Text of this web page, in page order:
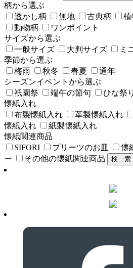
柄から選ぶ
透かし柄
無地 古典柄 植
動物柄
ワンポイント
サイズから選ぶ
一般サイズ
大判サイズ
ミ
季節から選ぶ
梅雨
秋冬 春夏
通年
シーズンイベントから選ぶ
祇園祭
端午の節句 ひな祭り
懐紙入れ
布製懐紙入れ
革製懐紙入れ
懐紙入れ
紙製懐紙入れ
懐紙関連商品
SIFORI
プリーツのお皿
懐
ー
その他の懐紙関連商品